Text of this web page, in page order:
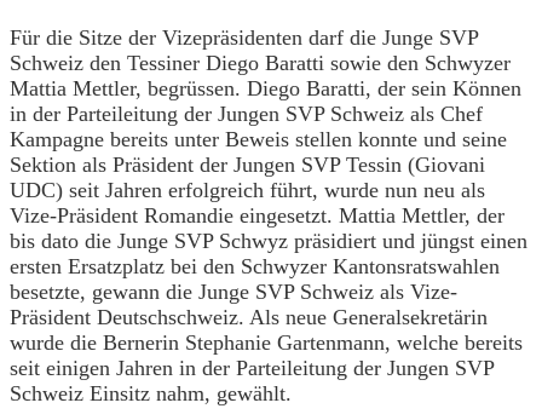
Für die Sitze der Vizepräsidenten darf die Junge SVP
Schweiz den Tessiner Diego Baratti sowie den Schwyzer
Mattia Mettler, begrüssen. Diego Baratti, der sein Können
in der Parteileitung der Jungen SVP Schweiz als Chef
Kampagne bereits unter Beweis stellen konnte und seine
Sektion als Präsident der Jungen SVP Tessin (Giovani
UDC) seit Jahren erfolgreich führt, wurde nun neu als
Vize-Präsident Romandie eingesetzt. Mattia Mettler, der
bis dato die Junge SVP Schwyz präsidiert und jüngst einen
ersten Ersatzplatz bei den Schwyzer Kantonsratswahlen
besetzte, gewann die Junge SVP Schweiz als Vize-
Präsident Deutschschweiz. Als neue Generalsekretärin
wurde die Bernerin Stephanie Gartenmann, welche bereits
seit einigen Jahren in der Parteileitung der Jungen SVP
Schweiz Einsitz nahm, gewählt.